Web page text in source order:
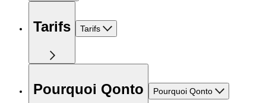
Tarifs Tarifs
Pourquoi Qonto Pourquoi Qonto